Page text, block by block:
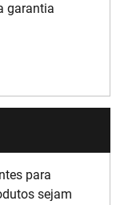
garantia
para
sejam